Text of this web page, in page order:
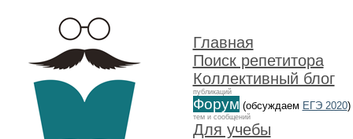
Главная
Поиск репетитора
Коллективный блог
публикаций
Форум (обсуждаем ЕГЭ 2020)
тем и сообщений
Для учебы